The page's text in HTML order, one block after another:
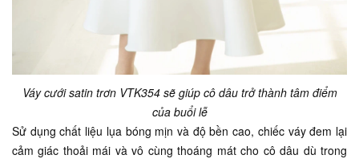
Váy cưới satin trơn VTK354 sẽ giúp cô dâu trở thành tâm điểm
của buổi lễ
Sử dụng chất liệu lụa bóng mịn và độ bền cao, chiếc váy đem lại
cảm giác thoải mái và vô cùng thoáng mát cho cô dâu dù trong